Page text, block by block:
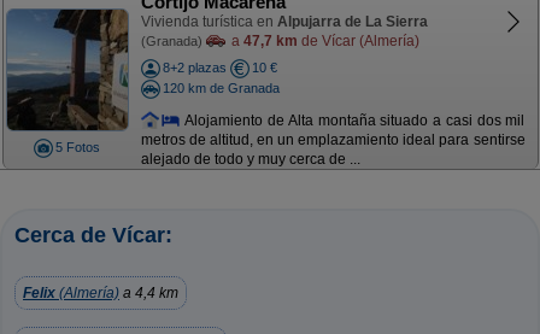
5 Fotos
Vivienda turística en Alpujarra de La Sierra
(Granada) a 47,7 km de Vícar (Almería)
8+2 plazas
10 €
120 km de Granada
Alojamiento de Alta montaña situado a casi dos mil
metros de altitud, en un emplazamiento ideal para sentirse
alejado de todo y muy cerca de ...
Cerca de Vícar:
Felix (Almería) a 4,4 km